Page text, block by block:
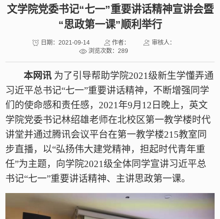
文学院党委书记“七一”重要讲话精神宣讲会暨
“思政第一课”顺利举行
日期：2021-09-14 作者：
审核人：
浏览次数： 289
本网讯 为了引导帮助学院2021级新生学懂弄通
习近平总书记“七一”重要讲话精神，不断增强同学
们的使命感和责任感，2021年9月 12 日晚上，英文
学院党委书记林绍雄老师在北校区第一教学楼时代
讲堂并通过腾讯会议平台在第一教学楼215教室同
步直播，以“弘扬伟大建党精神，担起时代青年重
任”为主题，向学院2021级全体同学宣讲习近平总
书记“七一”重要讲话精神、主讲思政第一课。